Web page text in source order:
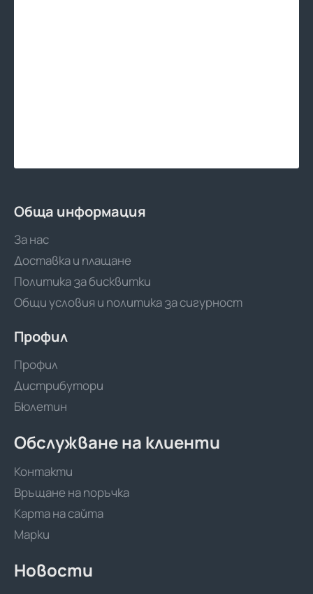
Обща информация
За нас
Доставка и плащане
Политика за бисквитки
Общи условия и политика за сигурност
Профил
Профил
Дистрибутори
Бюлетин
Обслужване на клиенти
Контакти
Връщане на поръчка
Карта на сайта
Марки
Новости